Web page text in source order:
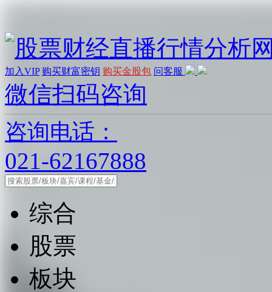
加入VIP 购买财富密钥 购买金股包 问客服
微信扫码咨询
咨询电话：
021-62167888
综合
股票
板块